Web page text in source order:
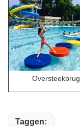
Oversteekbrug
Taggen: